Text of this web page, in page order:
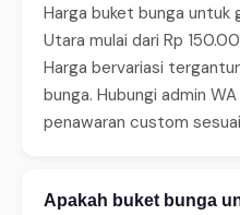
Harga buket bunga untuk
Utara mulai dari Rp
Harga bervariasi
bunga. Hubungi admin WA
penawaran custom
Apakah buket bunga